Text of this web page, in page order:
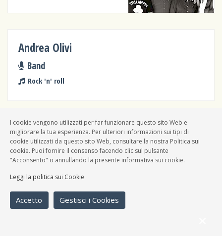
Andrea Olivi
Band
Rock 'n' roll
Delilah
Band
I cookie vengono utilizzati per far funzionare questo sito Web e
migliorare la tua esperienza. Per ulteriori informazioni sui tipi di
cookie utilizzati da questo sito Web, consultare la nostra Politica sui
cookie. Puoi fornire il consenso facendo clic sul pulsante
"Acconsento" o annullando la presente informativa sui cookie.
Leggi la politica sui Cookie
Accetto Gestisci i Cookies